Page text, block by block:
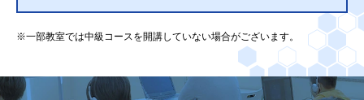
※一部教室では中級コースを開講していない場合がございます。